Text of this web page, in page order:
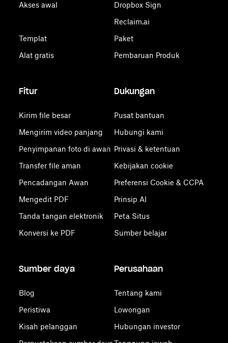
Akses awal
Templat
Alat gratis
Dropbox Sign
Reclaim.ai
Paket
Pembaruan Produk
Fitur
Kirim file besar
Mengirim video panjang
Penyimpanan foto di awan
Transfer file aman
Pencadangan Awan
Mengedit PDF
Tanda tangan elektronik
Konversi ke PDF
Dukungan
Pusat bantuan
Hubungi kami
Privasi & ketentuan
Kebijakan cookie
Preferensi Cookie & CCPA
Prinsip AI
Peta Situs
Sumber belajar
Sumber daya
Blog
Peristiwa
Kisah pelanggan
Perusahaan
Tentang kami
Lowongan
Hubungan investor